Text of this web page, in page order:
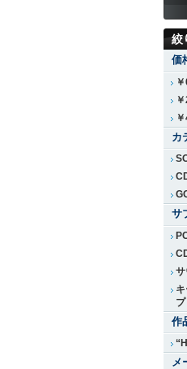
絞
価
カ
サ
サ
プ
作
メ